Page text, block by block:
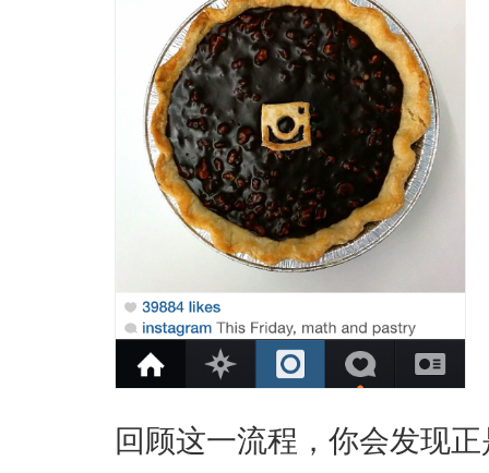
回顾这一流程，你会发现